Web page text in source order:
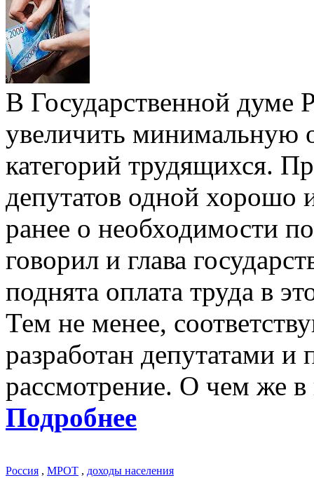
В Государственной думе
увеличить минимальную
категорий трудящихся.
депутатов одной хорошо
ранее о необходимости
говорил и глава
поднята оплата труда в
Тем не менее,
разработан депутатами
рассмотрение. О чем же в
Подробнее
Россия , МРОТ , доходы населения